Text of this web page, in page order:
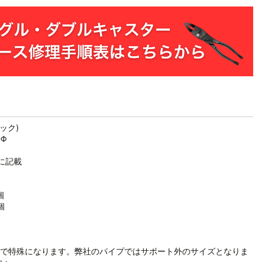
ク)
記載
特殊になります。弊社のパイプではサポート外のサイズとなりま